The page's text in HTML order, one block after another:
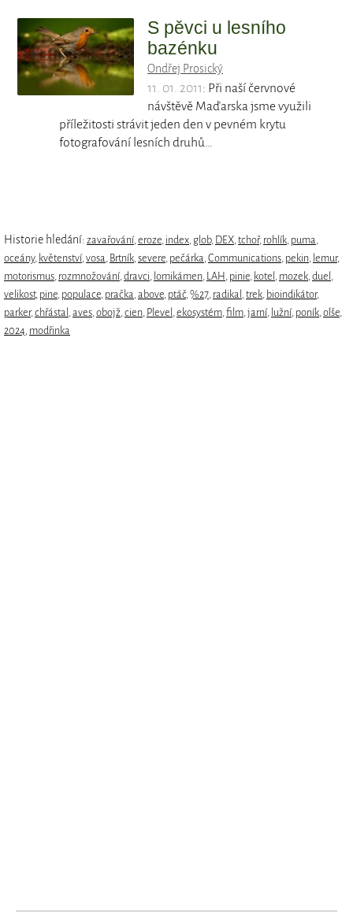
S pěvci u lesního
bazénku
Ondřej Prosický
11. 01. 2011: Při naší červnové
návštěvě Maďarska jsme využili
příležitosti strávit jeden den v pevném krytu
fotografování lesních druhů…
Historie hledání: zavařování, eroze index glob, DEX tchoř, rohlík puma
oceány, květenství, vosa Brtník severe pečárka Communications pekin lemur,
motorismus rozmnožování, dravci lomikámen LAH pinie kotel mozek duel
velikost, pine populace pračka above ptáč, %27 radikal trek bioindikátor,
parker, chřástal aves obojž cien Plevel ekosystém film jarní, lužní, poník olše
2024 modřinka